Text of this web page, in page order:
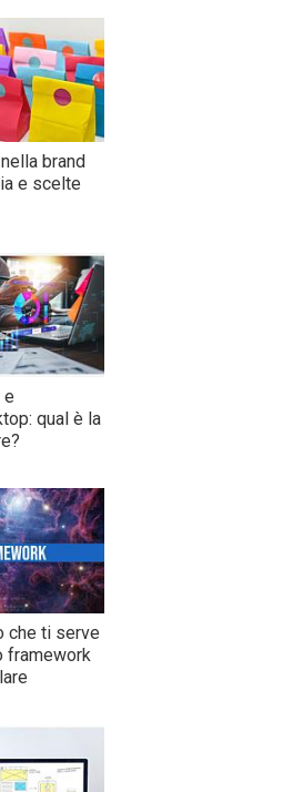
brand
e scelte
e
qual è la
che ti serve
framework